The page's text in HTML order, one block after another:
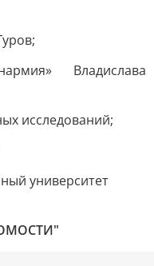
Владислава
исследований;
университет